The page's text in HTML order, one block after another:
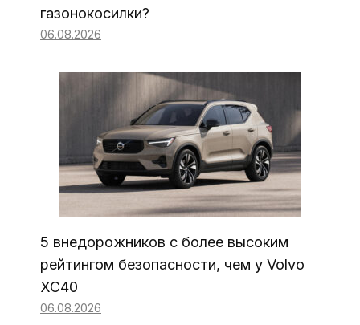
газонокосилки?
06.08.2026
5 внедорожников с более высоким
рейтингом безопасности, чем у Volvo
XC40
06.08.2026